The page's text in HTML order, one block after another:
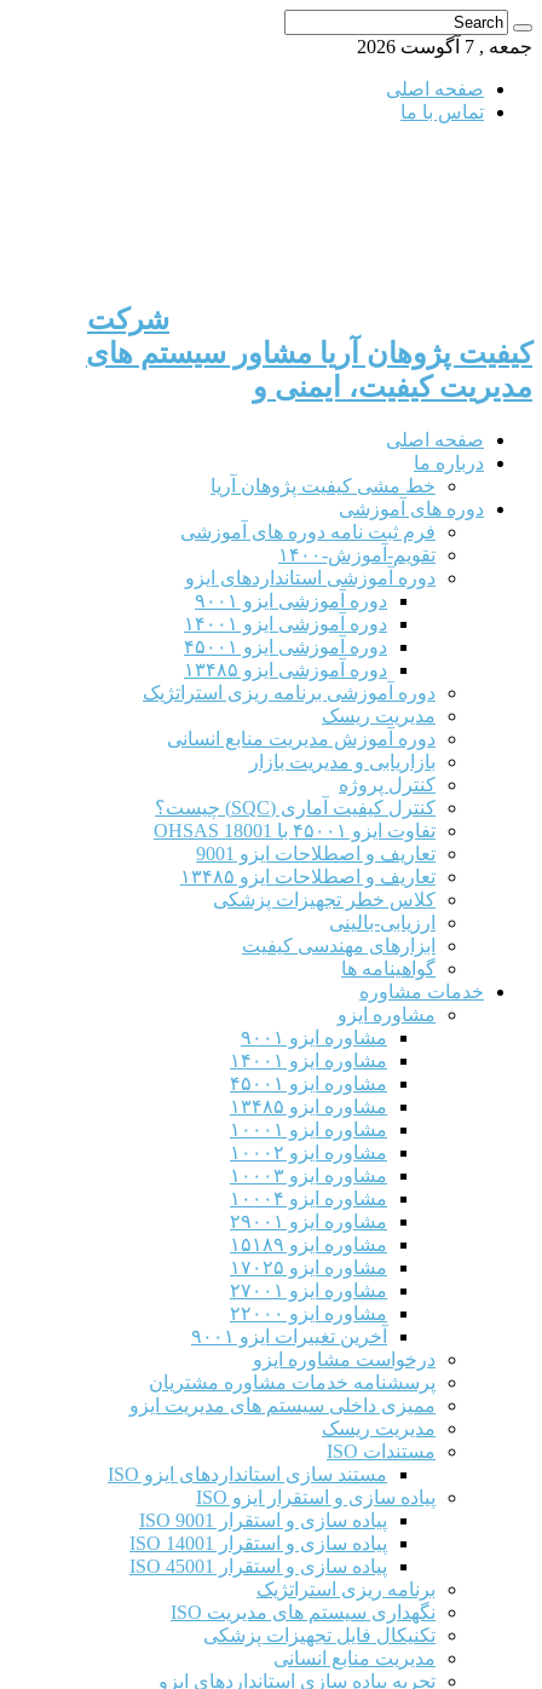
جمعه , 7 آگوست 2026
صفحه اصلی
تماس با ما
شرکت
کیفیت پژوهان آریا مشاور سیستم های
مدیریت کیفیت، ایمنی و
صفحه اصلی
درباره ما
خط مشی کیفیت پژوهان آریا
دوره های آموزشی
فرم ثبت نامه دوره های آموزشی
تقویم-آموزش-۱۴۰۰
دوره آموزشی استانداردهای ایزو
دوره آموزشی ایزو ۹۰۰۱
دوره آموزشی ایزو ۱۴۰۰۱
دوره آموزشی ایزو ۴۵۰۰۱
دوره آموزشی ایزو ۱۳۴۸۵
دوره آموزشی برنامه ریزی استراتژیک
مدیریت ریسک
دوره آموزش مدیریت منابع انسانی
بازاریابی و مدیریت بازار
کنترل پروژه
کنترل کیفیت آماری (SQC) چیست؟
تفاوت ایزو ۴۵۰۰۱ با OHSAS 18001
تعاریف و اصطلاحات ایزو 9001
تعاریف و اصطلاحات ایزو ۱۳۴۸۵
کلاس خطر تجهیزات پزشکی
ارزیابی-بالینی
ابزارهای مهندسی کیفیت
گواهینامه ها
خدمات مشاوره
مشاوره ایزو
مشاوره ایزو ۹۰۰۱
مشاوره ایزو ۱۴۰۰۱
مشاوره ایزو ۴۵۰۰۱
مشاوره ایزو ۱۳۴۸۵
مشاوره ایزو ۱۰۰۰۱
مشاوره ایزو ۱۰۰۰۲
مشاوره ایزو ۱۰۰۰۳
مشاوره ایزو ۱۰۰۰۴
مشاوره ایزو ۲۹۰۰۱
مشاوره ایزو ۱۵۱۸۹
مشاوره ایزو ۱۷۰۲۵
مشاوره ایزو ۲۷۰۰۱
مشاوره ایزو ۲۲۰۰۰
آخرین تغییرات ایزو ۹۰۰۱
درخواست مشاوره ایزو
پرسشنامه خدمات مشاوره مشتریان
ممیزی داخلی سیستم های مدیریت ایزو
مدیریت ریسک
مستندات ISO
مستند سازی استانداردهای ایزو ISO
پیاده سازی و استقرار ایزو ISO
پیاده سازی و استقرار ISO 9001​
پیاده سازی و استقرار ISO 14001
پیاده سازی و استقرار ISO 45001
برنامه ریزی استراتژیک
نگهداری سیستم های مدیریت ISO
تکنیکال فایل تجهیزات پزشکی
مدیریت منابع انسانی
تجربه پیاده سازی استانداردهای ایزو